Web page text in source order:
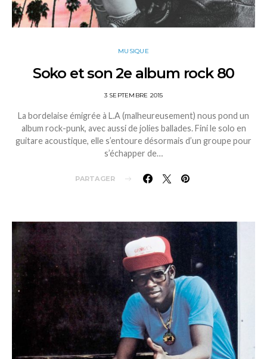
MUSIQUE
Soko et son 2e album rock 80
3 SEPTEMBRE 2015
La bordelaise émigrée à L.A (malheureusement) nous pond un
album rock-punk, avec aussi de jolies ballades. Fini le solo en
guitare acoustique, elle s’entoure désormais d’un groupe pour
s’échapper de…
PARTAGER